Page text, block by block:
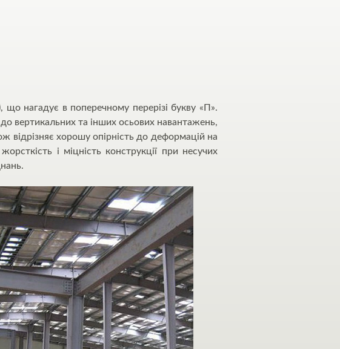
нагадує в поперечному перерізі букву «П».
вертикальних та інших осьових навантажень,
хорошу опірність до деформацій на
і міцність конструкції при несучих